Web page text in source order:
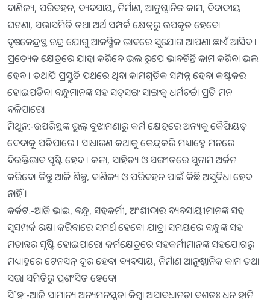
ବାଣିଜ୍ୟ, ପରିବହନ, ବ୍ୟବସାୟ, ନିର୍ମାଣ, ଆନୁଷ୍ଠାନିକ କାମ, ବିବାଦୀୟ
ଘଟଣା, ସଭାସମିତି ତଥା ଅର୍ଥ ସମ୍ପର୍କ କ୍ଷେତ୍ରରୁ ଉପକୃତ ହେବେ।
ବୃଷ:-କେନ୍ଦ୍ରସ୍ଥ ଚନ୍ଦ୍ର ଯୋଗୁ ଆକସ୍ମିକ ଭାବରେ ସୁଯୋଗ ଆପଣା ଛାଏଁ ଆସିବ ।
ପ୍ରତ୍ୟେକ କ୍ଷେତ୍ରରେ ଯାହା କରିବେ ଭଲ ରୂପେ ଭାବଚିନ୍ତି କାମ କରିବା ଭଲ
ହେବ । ତଥାପି ପ୍ରସ୍ତୁତି ପଥରେ ଥିବା କାମଗୁଡିକ ସମ୍ପନ୍ନ ହେବା କଷ୍ଟକର
ହୋଇପଡିବ। ବନ୍ଧୁମାନଙ୍କ ସହ ସତ୍‌ସଙ୍ଗ ସାଙ୍ଗକୁ ଧର୍ମଚର୍ଚ୍ଚା ପ୍ରତି ମନ
ବଳିପାରେ।
ମିଥୁନ:-ଉପରିସ୍ଥଙ୍କ ଭୁଲ୍‌ ବୁଝାମଣାରୁ କର୍ମ କ୍ଷେତ୍ରରେ ଅନ୍ୟକୁ କୈଫିୟତ୍‌
ଦେବାକୁ ପଡିପାରେ । ସାଧାରଣ କଥାକୁ କେନ୍ଦ୍ରକରି ମଧ୍ୟାହ୍ନେ ମନରେ
ବିରକ୍ତିଭାବ ସୃଷ୍ଟି ହେବ । କଳା, ସାହିତ୍ୟ ଓ ସଙ୍ଗୀତରେ ସୁନାମ ଅର୍ଜନ
କରିବେ। କିନ୍ତୁ ଆଜି ଶିଳ୍ପ, ବାଣିଜ୍ୟ ଓ ପରିବହନ ପାଇଁ କିଛି ଅସୁବିଧା ହେବ
ନାହିଁ ।
କର୍କଟ:-ଆଜି ଭାଇ, ବନ୍ଧୁ, ସହକର୍ମୀ, ଅଂଶୀଦାର ବ୍ୟବସାୟୀମାନଙ୍କ ସହ
ସୁସମ୍ପର୍କ ରକ୍ଷା କରିବାରେ ସମର୍ଥ ହେବେ। ଯାତ୍ରା ସମୟରେ ବନ୍ଧୁଙ୍କ ସହ
ମତାନ୍ତର ସୃଷ୍ଟି ହୋଇପାରେ। କର୍ମକ୍ଷେତ୍ରରେ ସହକର୍ମୀମାନଙ୍କ ସହଯୋଗରୁ
ମଧ୍ୟାହ୍ନରେ ଟେନସନ୍‌ ଦୂର ହେବ। ବ୍ୟବସାୟ, ନିର୍ମାଣ ଆନୁଷ୍ଠାନିକ କାମ ତଥା
ସଭା ସମିତିରୁ ପ୍ରଶଂସିତ ହେବେ।
ସି˚ହ:-ଆଜି ସାମାନ୍ୟ ଅନ୍ୟମନସ୍କତା କିମ୍ବା ଅସାବଧାନତା ବଶତଃ ଧନ ହାନି